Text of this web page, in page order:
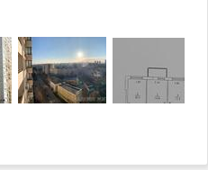
є консьєрж, а також укриття та
Телефонуйте!